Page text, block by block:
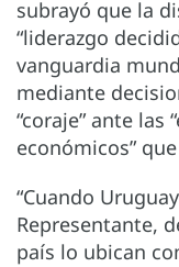
subrayó que la
“liderazgo
vanguardia
mediante
“coraje” ante las
económicos”
“Cuando
Representante,
país lo ubican